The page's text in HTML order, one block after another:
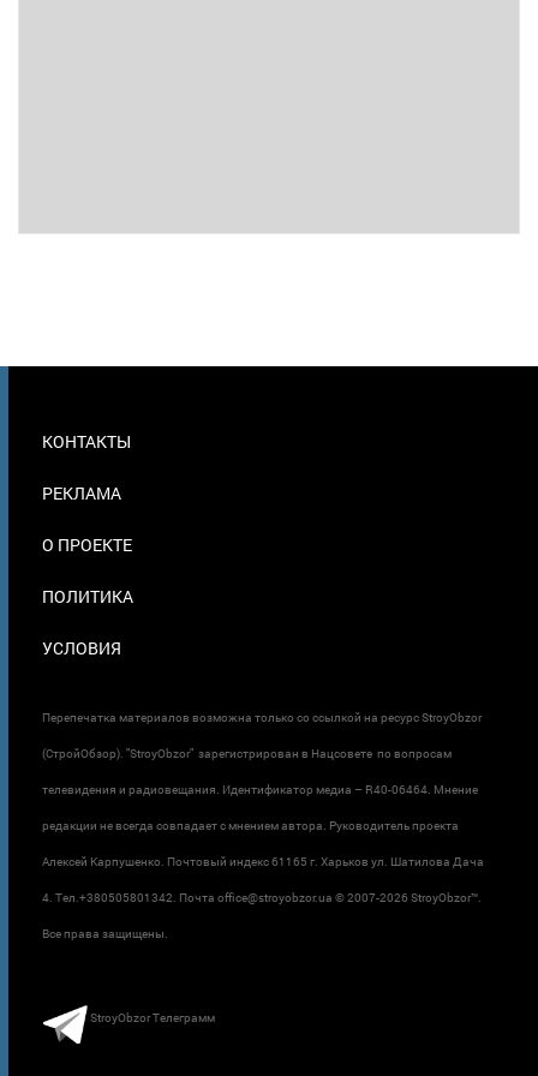
В
КОНТАКТЫ
РЕКЛАМА
О ПРОЕКТЕ
ПОЛИТИКА
УСЛОВИЯ
Перепечатка материалов возможна только со ссылкой на ресурс StroyObzor
(СтройОбзор). "StroyObzor" зарегистрирован в Нацсовете по вопросам
телевидения и радиовещания. Идентификатор медиа – R40-06464. Мнение
редакции не всегда совпадает с мнением автора. Руководитель проекта
Алексей Карпушенко. Почтовый индекс 61165 г. Харьков ул. Шатилова Дача
4. Тел.+380505801342. Почта office@stroyobzor.ua © 2007-2026 StroyObzor™.
Все права защищены.
StroyObzor Телеграмм